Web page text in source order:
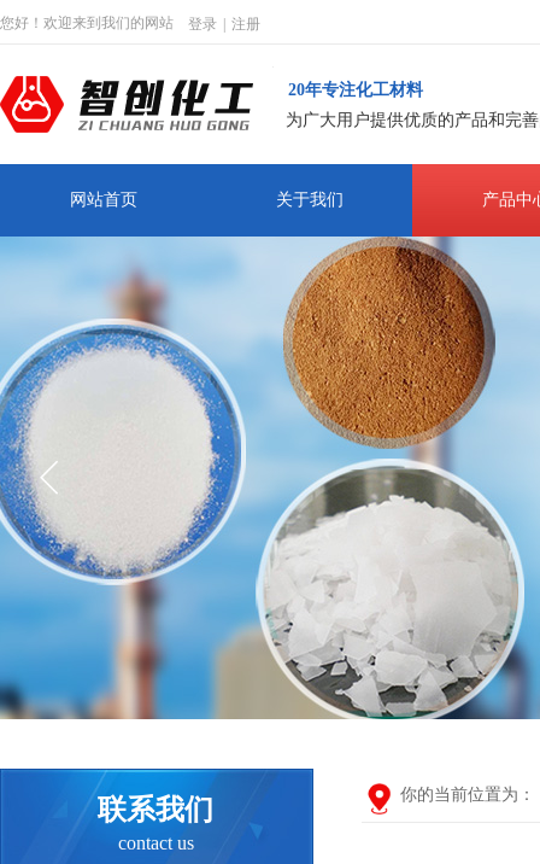
登录 注册
您好！欢迎来到我们的网站
20年专注化工材料
为广大用户提供优质的产品和完
网站首页 关于我们 产品中
你的当前位置为：
联系我们
contact us